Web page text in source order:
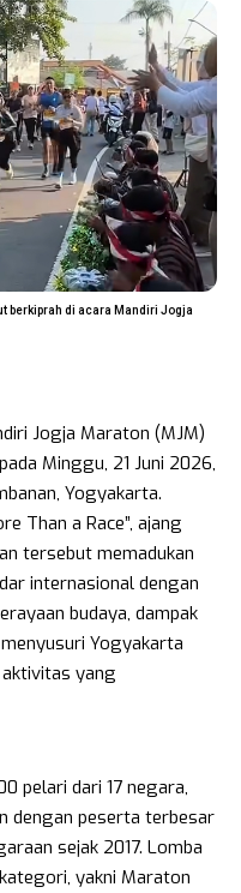
berkiprah di acara Mandiri Jogja
Jogja Maraton (MJM)
Minggu, 21 Juni 2026,
Yogyakarta.
Than a Race”, ajang
tersebut memadukan
internasional dengan
budaya, dampak
Yogyakarta
yang
pelari dari 17 negara,
dengan peserta terbesar
sejak 2017. Lomba
yakni Maraton